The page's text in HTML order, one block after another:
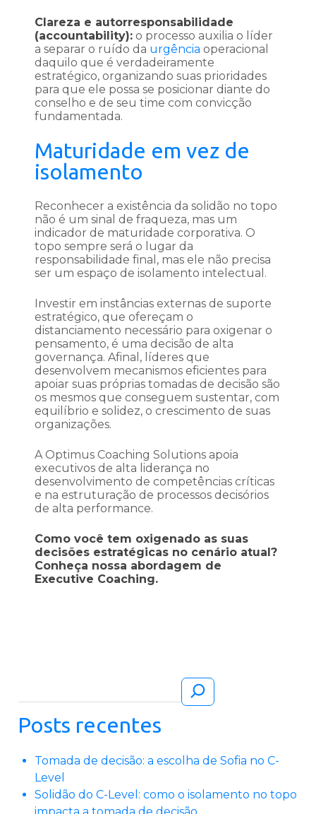
Clareza e autorresponsabilidade
(accountability): o processo auxilia o líder
a separar o ruído da urgência operacional
daquilo que é verdadeiramente
estratégico, organizando suas prioridades
para que ele possa se posicionar diante do
conselho e de seu time com convicção
fundamentada.
Maturidade em vez de
isolamento
Reconhecer a existência da solidão no topo
não é um sinal de fraqueza, mas um
indicador de maturidade corporativa. O
topo sempre será o lugar da
responsabilidade final, mas ele não precisa
ser um espaço de isolamento intelectual.
Investir em instâncias externas de suporte
estratégico, que ofereçam o
distanciamento necessário para oxigenar o
pensamento, é uma decisão de alta
governança. Afinal, líderes que
desenvolvem mecanismos eficientes para
apoiar suas próprias tomadas de decisão são
os mesmos que conseguem sustentar, com
equilíbrio e solidez, o crescimento de suas
organizações.
A Optimus Coaching Solutions apoia
executivos de alta liderança no
desenvolvimento de competências críticas
e na estruturação de processos decisórios
de alta performance.
Como você tem oxigenado as suas
decisões estratégicas no cenário atual?
Conheça nossa abordagem de
Executive Coaching.
Posts recentes
Tomada de decisão: a escolha de Sofia no C-
Level
Solidão do C-Level: como o isolamento no topo